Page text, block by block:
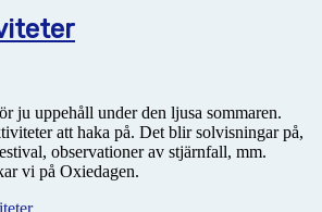
ju uppehåll under den ljusa sommaren.
att haka på. Det blir solvisningar på,
observationer av stjärnfall, mm.
vi på Oxiedagen.